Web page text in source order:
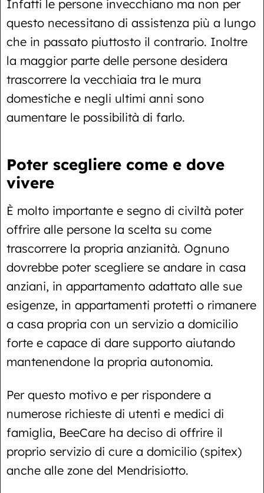
Infatti le persone invecchiano ma non per
questo necessitano di assistenza più a lungo
che in passato piuttosto il contrario. Inoltre
la maggior parte delle persone desidera
trascorrere la vecchiaia tra le mura
domestiche e negli ultimi anni sono
aumentare le possibilità di farlo.
Poter scegliere come e dove
vivere
È molto importante e segno di civiltà poter
offrire alle persone la scelta su come
trascorrere la propria anzianità. Ognuno
dovrebbe poter scegliere se andare in casa
anziani, in appartamento adattato alle sue
esigenze, in appartamenti protetti o rimanere
a casa propria con un servizio a domicilio
forte e capace di dare supporto aiutando
mantenendone la propria autonomia.
Per questo motivo e per rispondere a
numerose richieste di utenti e medici di
famiglia, BeeCare ha deciso di offrire il
proprio servizio di cure a domicilio (spitex)
anche alle zone del Mendrisiotto.